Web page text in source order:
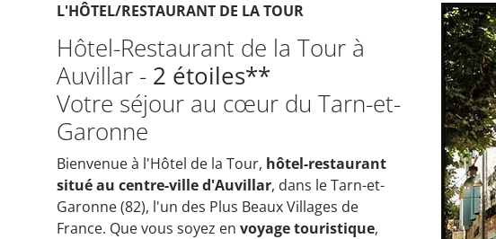
L'HÔTEL/RESTAURANT DE LA TOUR
Hôtel-Restaurant de la Tour à
Auvillar - 2 étoiles**
Votre séjour au cœur du Tarn-et-
Garonne
Bienvenue à l'Hôtel de la Tour, hôtel-restaurant
situé au centre-ville d'Auvillar, dans le Tarn-et-
Garonne (82), l'un des Plus Beaux Villages de
France. Que vous soyez en voyage touristique,